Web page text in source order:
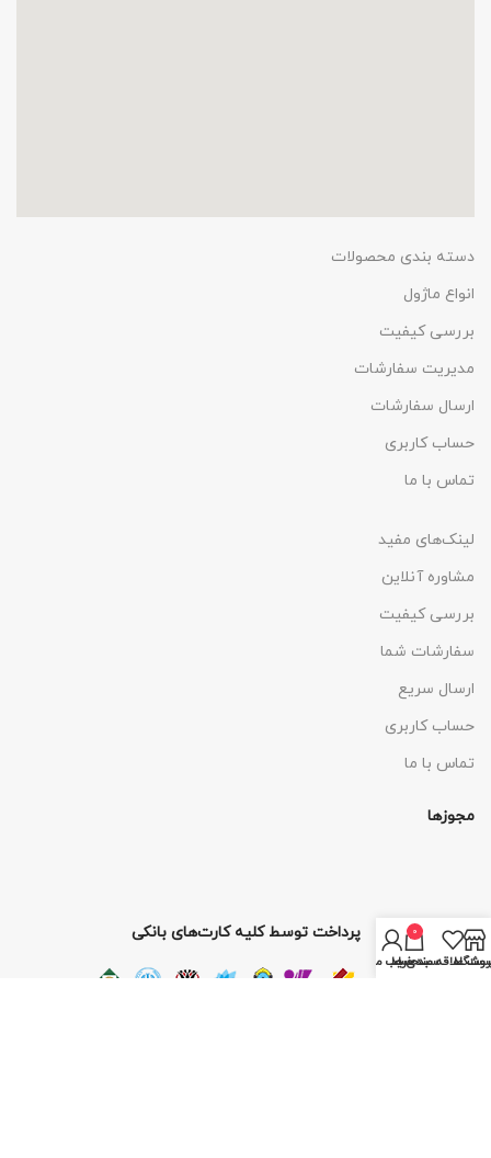
دسته بندی محصولات
انواع ماژول
بررسی کیفیت
مدیریت سفارشات
ارسال سفارشات
حساب کاربری
تماس با ما
لینک‌های مفید
مشاوره آنلاین
بررسی کیفیت
سفارشات شما
ارسال سریع
حساب کاربری
تماس با ما
مجوزها
پرداخت توسط کلیه کارت‌های بانکی
علاقه مندی ها
0
سبد خرید
حساب من